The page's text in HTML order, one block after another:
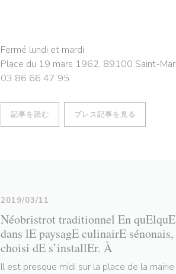
Fermé lundi et mardi
Place du 19 mars 1962, 89100 Saint-
03 86 66 47 95
記事を読む((新しいウィンドウで開きます))
プレス記事を見る
Néobristrot traditionnel En
dans lE paysagE culinairE
choisi dE s’installEr. À
2019/03/11
Il est presque midi sur la place de la